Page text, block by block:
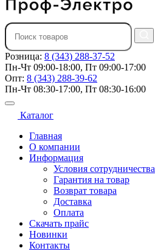
Розница: 8 (343) 288-37-52
Пн-Чт 09:00-18:00, Пт 09:00-17:00
Опт: 8 (343) 288-39-62
Пн-Чт 08:30-17:00, Пт 08:30-16:00
Каталог
Главная
О компании
Информация
Условия сотрудничества
Гарантия на товар
Возврат товара
Доставка
Оплата
Скачать прайс
Новинки
Контакты